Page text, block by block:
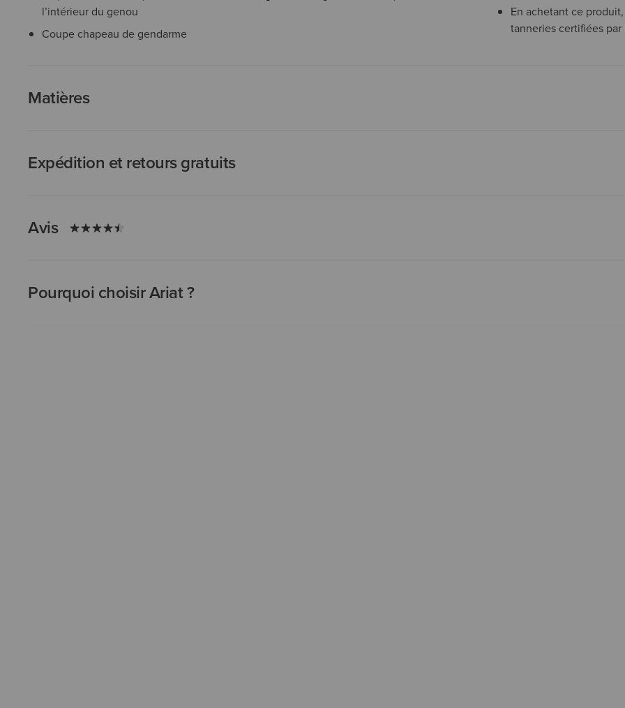
l’intérieur du genou
Coupe chapeau de gendarme
En achetant ce
tanneries certifiées
Matières
Expédition et retours gratuits
Avis
Pourquoi choisir Ariat ?